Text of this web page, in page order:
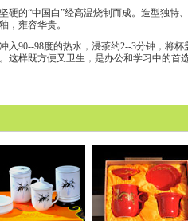
硬的“中国白”经高温烧制而成。造型独特、
，雍容华贵。
入90--98度的热水，浸茶约2--3分钟，将
这样既方便又卫生，是办公和学习中的首